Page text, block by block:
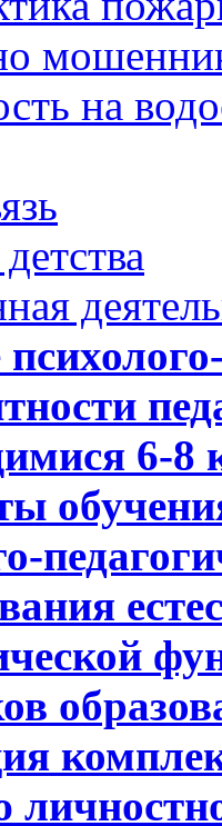
на
6-8